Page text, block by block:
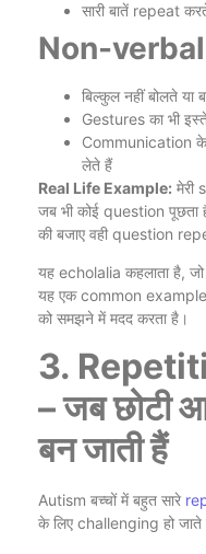
सारी बातें repeat
Non-verbal
बिल्कुल नहीं बोलते या
Gestures का भी
Communication के
लेते हैं
Real Life Example: मेरी
जब भी कोई question पूछता है
की बजाए वही question
यह echolalia कहलाता है,
यह एक common
को समझने में मदद करता है।
3.
– जब छोटी
बन जाती हैं
Autism बच्चों में बहुत सारे
के लिए challenging हो जाते